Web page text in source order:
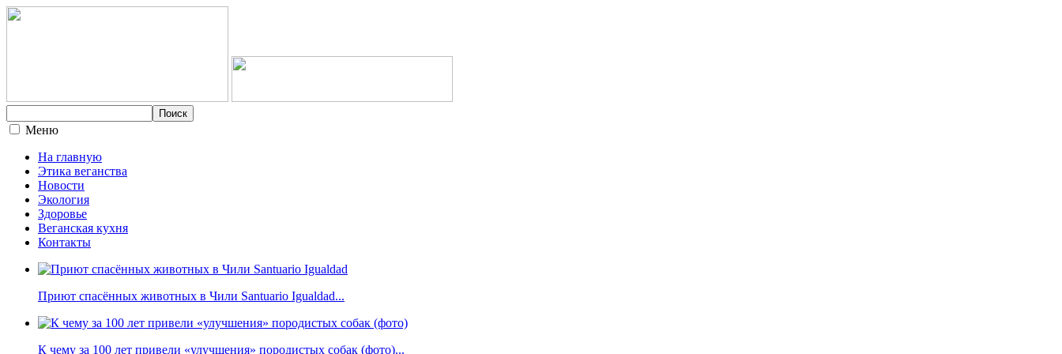
Меню
На главную
Этика веганства
Новости
Экология
Здоровье
Веганская кухня
Контакты
Приют спасённых животных в Чили Santuario Igualdad...
К чему за 100 лет привели «улучшения» породистых собак (фото)...